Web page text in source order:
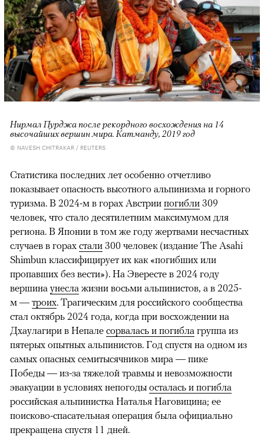
Нирмал Пурджа после рекордного восхождения на 14
высочайших вершин мира. Катманду, 2019 год
© NAVESH CHITRAKAR / REUTERS
Статистика последних лет особенно отчетливо
показывает опасность высотного альпинизма и горного
туризма. В 2024-м в горах Австрии погибли 309
человек, что стало десятилетним максимумом для
региона. В Японии в том же году жертвами несчастных
случаев в горах стали 300 человек (издание The Asahi
Shimbun классифицирует их как «погибших или
пропавших без вести»). На Эвересте в 2024 году
вершина унесла жизни восьми альпинистов, а в 2025-
м — троих. Трагическим для российского сообщества
стал октябрь 2024 года, когда при восхождении на
Дхаулагири в Непале сорвалась и погибла группа из
пятерых опытных альпинистов. Год спустя на одном из
самых опасных семитысячников мира — пике
Победы — из-за тяжелой травмы и невозможности
эвакуации в условиях непогоды осталась и погибла
российская альпинистка Наталья Наговицина; ее
поисково-спасательная операция была официально
прекращена спустя 11 дней.